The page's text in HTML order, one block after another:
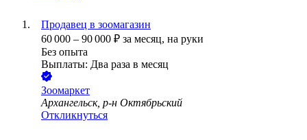
Продавец в зоомагазин
60 000 – 90 000 ₽ за месяц, на руки
Без опыта
Выплаты: Два раза в месяц
Зоомаркет
Архангельск, р-н Октябрьский
Откликнуться